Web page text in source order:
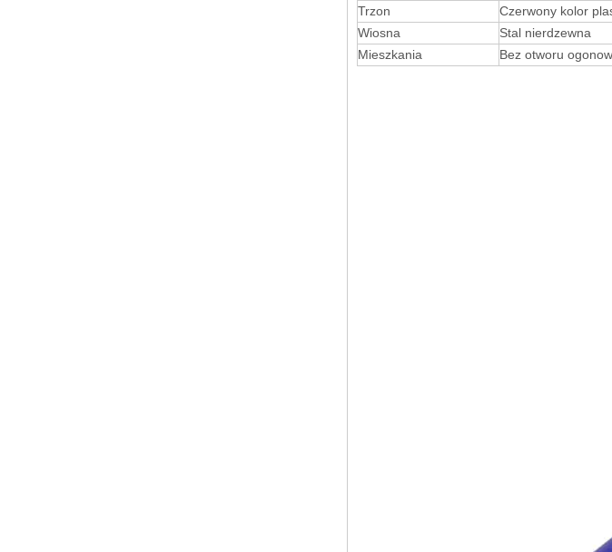
Trzon
Czerwony kolor
Wiosna
Stal nierdzewna
Mieszkania
Bez otworu